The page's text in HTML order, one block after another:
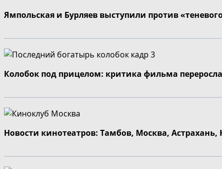
Ямпольская и Бурляев выступили против
Колобок под прицелом: критика фильма
Новости кинотеатров: Тамбов, Москва,